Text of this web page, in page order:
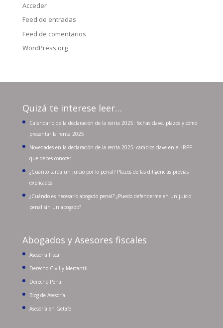
Acceder
Feed de entradas
Feed de comentarios
WordPress.org
Quizá te interese leer…
Calendario de la declaración de la renta 2025: fechas clave, plazos y cómo
presentar la renta 2025
Novedades en la declaración de la renta 2025: cambios clave en el IRPF
que debes conocer
¿Cuánto tarda un juicio por lo penal? Plazos de las diligencias previas
explicados
¿Cuándo es necesario abogado penal? ¿Puedo defenderme en un juicio
penal sin un abogado?
Abogados y Asesores fiscales
Asesoría Fiscal
Derecho Civil y Mercantil
Derecho Penal
Blog de Asesoría.
Asesoría en Getafe